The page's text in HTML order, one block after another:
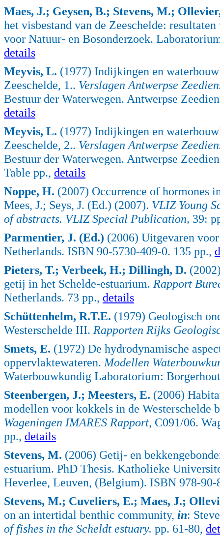
Maes, J.; Geysen, B.; Stevens, M.;
het visbestand van de Zeeschelde:
voor Natuur- en Bosonderzoek.
details
Meyvis, L. (1977) Indijkingen en
Zeeschelde, 1.. Verslagen Antwerpse
Bestuur der Waterwegen. Antwerpse
details
Meyvis, L. (1977) Indijkingen en
Zeeschelde, 2.. Verslagen Antwerpse
Bestuur der Waterwegen. Antwerpse
Table pp., details
Noppe, H. (2007) Occurrence of hormones
Mees, J.; Seys, J. (Ed.) (2007). VLIZ Young
of abstracts. VLIZ Special Publication, 39:
Parmentier, J. (Ed.) (2006) Uitgevaren
Netherlands. ISBN 90-5730-409-0. 135 pp.,
Pieters, T.; Verbeek, H.; Dillingh, D.
getij in het Schelde-estuarium. Rapport
Netherlands. 73 pp., details
Schüttenhelm, R.T.E. (1979) Geologisch
Westerschelde III. Rapporten Rijks
Smets, E. (1972) De hydrodynamische
oppervlaktewateren. Modellen
Waterbouwkundig Laboratorium:
Steenbergen, J.; Meesters, E. (2006)
modellen voor kokkels in de Westerschelde
Wageningen IMARES Rapport, C091/06.
pp., details
Stevens, M. (2006) Getij- en
estuarium. PhD Thesis. Katholieke
Heverlee, Leuven, (Belgium). ISBN 978-
Stevens, M.; Cuveliers, E.; Maes, J.;
on an intertidal benthic community, in:
of fishes in the Scheldt estuary. pp. 61-80,